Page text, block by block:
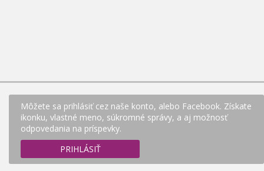
Môžete sa prihlásiť cez naše konto, alebo Facebook. Získate
ikonku, vlastné meno, súkromné správy, a aj možnosť
odpovedania na príspevky.
PRIHLÁSIŤ